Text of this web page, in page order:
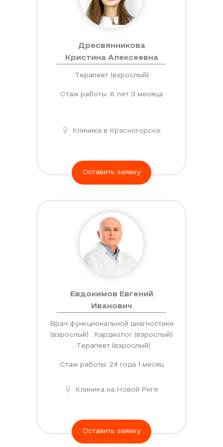
Дресвянникова
Кристина Алексеевна
Терапевт (взрослый)
Стаж работы: 6 лет 3 месяца
Клиника в Красногорске
Оставить заявку
Евдокимов Евгений
Иванович
Врач функциональной диагностики
(взрослый) , Кардиолог (взрослый)
, Терапевт (взрослый)
Стаж работы: 24 года 1 месяц
Клиника на Новой Риге
Оставить заявку